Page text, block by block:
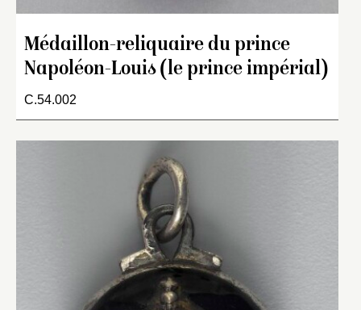
Médaillon-reliquaire du prince
Napoléon-Louis (le prince impérial)
C.54.002